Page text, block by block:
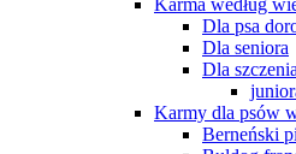
Karma według
Dla psa
Dla seniora
Dla
Karmy dla psów
Berneński